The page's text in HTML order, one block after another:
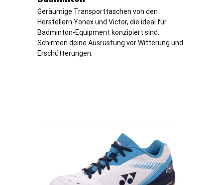
Geräumige Transporttaschen von den
Herstellern Yonex und Victor, die ideal für
Badminton-Equipment konzipiert sind.
Schirmen deine Ausrüstung vor Witterung und
Erschütterungen.